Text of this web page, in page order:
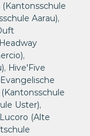
Aarau),
Hive'Five
Uster),
(Alte